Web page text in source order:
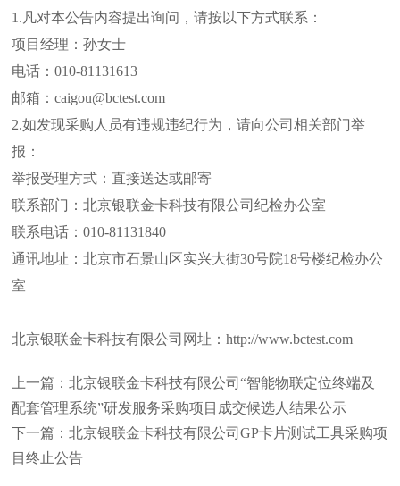
1.凡对本公告内容提出询问，请按以下方式联系：
项目经理：孙女士
电话：010-81131613
邮箱：caigou@bctest.com
2.如发现采购人员有违规违纪行为，请向公司相关部门举
报：
举报受理方式：直接送达或邮寄
联系部门：北京银联金卡科技有限公司纪检办公室
联系电话：010-81131840
通讯地址：北京市石景山区实兴大街30号院18号楼纪检办公
室
北京银联金卡科技有限公司网址：http://www.bctest.com
上一篇：北京银联金卡科技有限公司“智能物联定位终端及
配套管理系统”研发服务采购项目成交候选人结果公示
下一篇：北京银联金卡科技有限公司GP卡片测试工具采购项
目终止公告